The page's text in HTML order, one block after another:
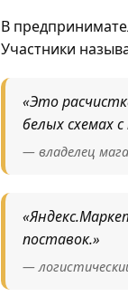
В
Участники
«Это
белых схемах
— владелец
поставок.»
—